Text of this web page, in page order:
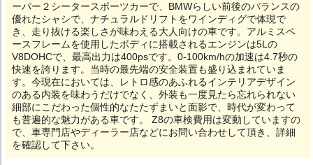
ーパー２シータースポーツカーで、BMWらしい前後のバランスの
優れたシャシで、ナチュラルドリフトをワインディグで体現で
き、走り抜ける楽しさが味わえる大人向けの車です。アルミスペ
ースフレームを使用したボディに搭載されるエンジンは5Lの
V8DOHCで、最高出力は400psです。0-100km/hの加速は4.7秒の
快速を誇ります。当時の最先端の安全装置も盛り込まれていま
す。今現在においては、レトロ感のあふれるインテリアデザイン
のある内装を味わうだけでなく、外装も一度見たら忘れられない
細部にこだわった個性的なたたずまいと面影で、時代が変わって
も普遍的な魅力がある車です。 Z8の車検費用は変動していますの
で、車専門店やディーラー店などにお問い合わせして頂き、詳細
を確認して下さい。